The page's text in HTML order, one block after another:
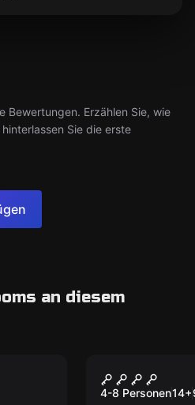
Bewertungen. Erzählen Sie, wie
Sie die erste
an diesem
Die
Teil 2
4-8 Personen14+